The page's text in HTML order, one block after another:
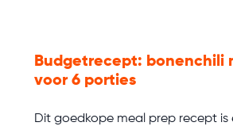
Budgetrecept: bonenchili
voor 6 porties
Dit goedkope meal prep recept is